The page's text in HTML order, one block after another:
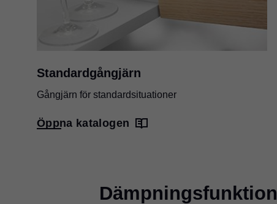
Standardgångjärn
Gångjärn för standardsituationer
Öppna katalogen
Dämpningsfunktion